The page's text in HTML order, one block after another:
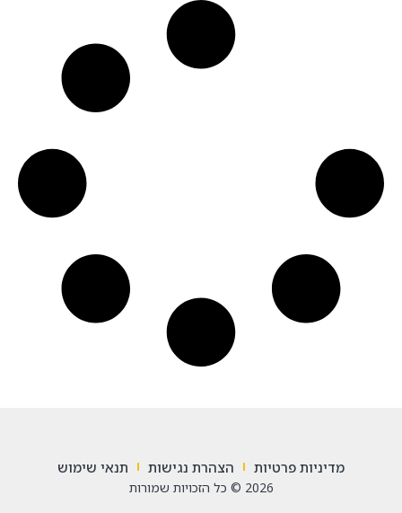
מדיניות פרטיות הצהרת נגישות תנאי שימוש
2026 © כל הזכויות שמורות